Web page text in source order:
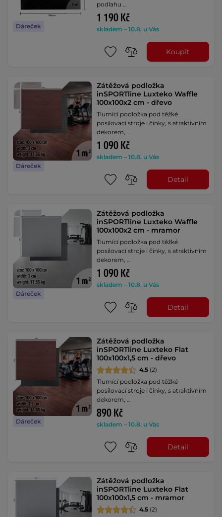
Dáreček
podlahu …
1 190 Kč
skladem – 10.8. u Vás
Koupit
Dáreček
Zátěžová podložka
inSPORTline Luxteko Waffle
100x100x2 cm - dřevo
Tlumící podložka pod těžké
posilovací stroje i činky, s atraktivním
dekorem, …
1 090 Kč
skladem – 10.8. u Vás
Detail
Dáreček
Zátěžová podložka
inSPORTline Luxteko Waffle
100x100x2 cm - mramor
Tlumící podložka pod těžké
posilovací stroje i činky, s atraktivním
dekorem, …
1 090 Kč
skladem – 10.8. u Vás
Detail
Dáreček
Zátěžová podložka
inSPORTline Luxteko Flat
100x100x1,5 cm - dřevo
4.5 (2)
Tlumící podložka pod těžké
posilovací stroje i činky, s atraktivním
dekorem, …
890 Kč
skladem – 10.8. u Vás
Detail
Zátěžová podložka
inSPORTline Luxteko Flat
100x100x1,5 cm - mramor
4.5 (2)